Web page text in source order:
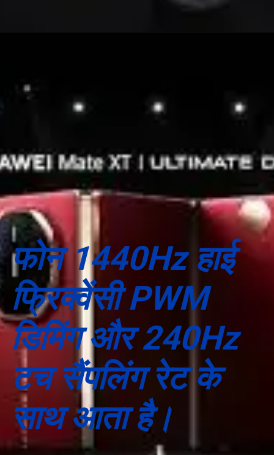
फोन 1440Hz हाई
फ्रिक्वेंसी PWM
डिमिंग और 240Hz
टच सैंपलिंग रेट के
साथ आता है।